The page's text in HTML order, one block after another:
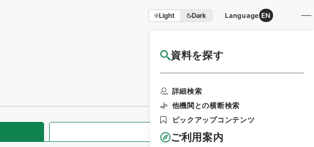
Light Dark Language EN
資料を探す
詳細検索
他機関との横断検索
ピックアップコンテンツ
ご利用案内
国立公文書館HP利用案内
全ての情報